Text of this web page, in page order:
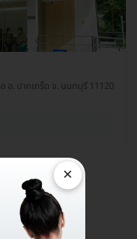
อ. ปากเกร็ด จ. นนทบุรี 11120
×